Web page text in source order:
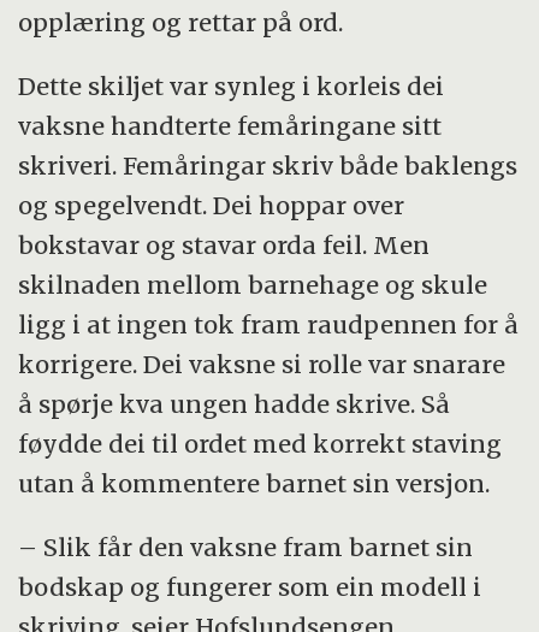
opplæring og rettar på ord.
Dette skiljet var synleg i korleis dei
vaksne handterte femåringane sitt
skriveri. Femåringar skriv både baklengs
og spegelvendt. Dei hoppar over
bokstavar og stavar orda feil. Men
skilnaden mellom barnehage og skule
ligg i at ingen tok fram raudpennen for å
korrigere. Dei vaksne si rolle var snarare
å spørje kva ungen hadde skrive. Så
føydde dei til ordet med korrekt staving
utan å kommentere barnet sin versjon.
– Slik får den vaksne fram barnet sin
bodskap og fungerer som ein modell i